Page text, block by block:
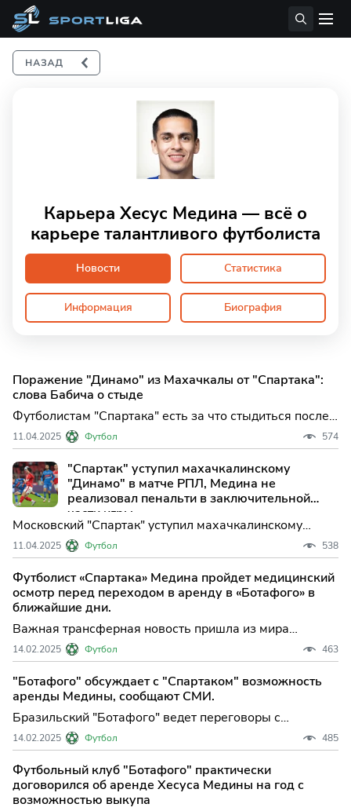
Карьера Хесус Медина — всё о
карьере талантливого футболиста
Новости Статистика
Информация Биография
Поражение "Динамо" из Махачкалы от "Спартака":
слова Бабича о стыде
Футболистам "Спартака" есть за что стыдиться после
проигранного матча 24-го тура Российской премьер-
лиги (РПЛ) против махачкалинского "Динамо",
заявил...
11.04.2025 Футбол 574
"Спартак" уступил махачкалинскому
"Динамо" в матче РПЛ, Медина не
реализовал пенальти в заключительной
части игры.
Московский "Спартак" уступил махачкалинскому
"Динамо" в матче 24-го тура чемпионата России по
футболу. Встреча, прошедшая в Москве на стадионе
"Спартака", завершилась со...
11.04.2025 Футбол 538
Футболист «Спартака» Медина пройдет медицинский
осмотр перед переходом в аренду в «Ботафого» в
ближайшие дни.
Важная трансферная новость пришла из мира
футбола! Как сообщил источник, близкий к
происходящему, крайний нападающий «Спартака» -
Хесус Медина, в скором времени пройдет
медицинское обследование перед переходом в состав
клуба «Ботафого».
14.02.2025 Футбол 463
"Ботафого" обсуждает с "Спартаком" возможность
аренды Медины, сообщают СМИ.
Бразильский "Ботафого" ведет переговоры с
московским "Спартаком" по аренде парагвайского
футболиста Хесуса Медины, сообщает Canal do TF в
Instagram (принадлежит Meta, дея...
14.02.2025 Футбол 485
Футбольный клуб "Ботафого" практически
договорился об аренде Хесуса Медины на год с
возможностью выкупа